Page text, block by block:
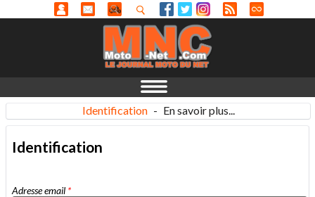
Identification - En savoir plus...
Identification
Adresse email *